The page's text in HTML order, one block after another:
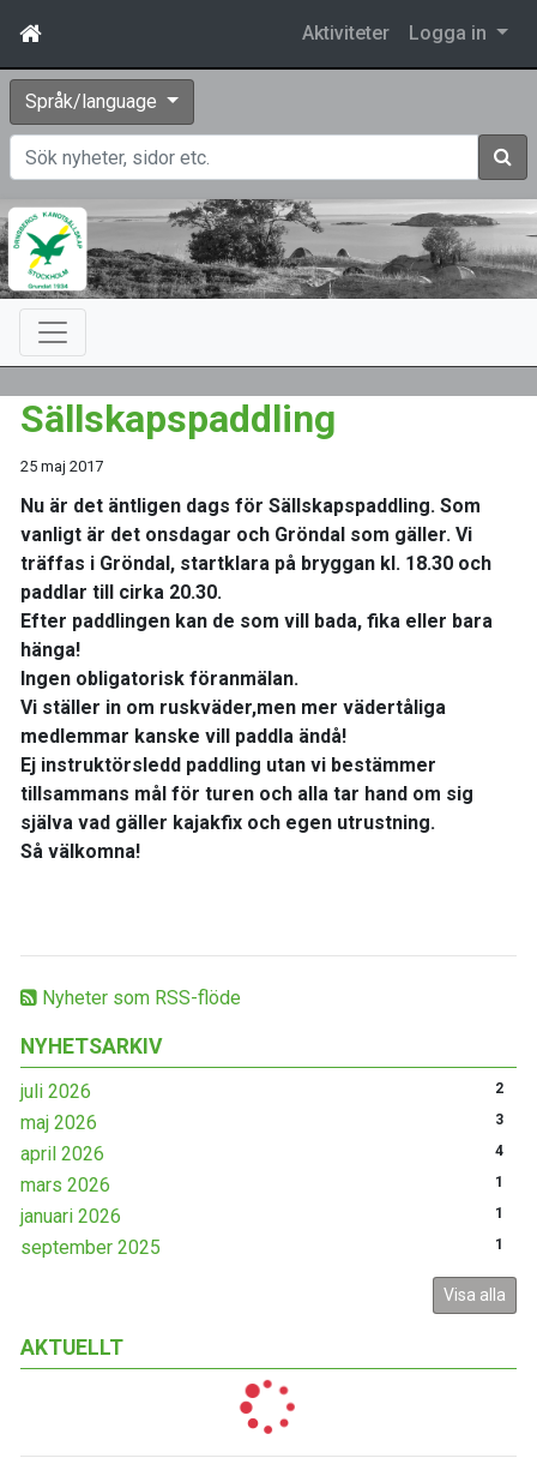
Aktiviteter Logga in
Språk/language
Sök
Nyheter som RSS-flöde
NYHETSARKIV
juli 2026 2
maj 2026 3
april 2026 4
mars 2026 1
januari 2026 1
september 2025 1
Visa alla
AKTUELLT
Sällskapspaddling
25 maj 2017
Nu är det äntligen dags för Sällskapspaddling. Som
vanligt är det onsdagar och Gröndal som gäller. Vi
träffas i Gröndal, startklara på bryggan kl. 18.30 och
paddlar till cirka 20.30.
Efter paddlingen kan de som vill bada, fika eller bara
hänga!
Ingen obligatorisk föranmälan.
Vi ställer in om ruskväder,men mer vädertåliga
medlemmar kanske vill paddla ändå!
Ej instruktörsledd paddling utan vi bestämmer
tillsammans mål för turen och alla tar hand om sig
själva vad gäller kajakfix och egen utrustning.
Så välkomna!